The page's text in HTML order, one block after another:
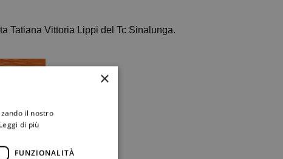
Tatiana Vittoria Lippi del Tc Sinalunga.
×
il nostro
Leggi di più
FUNZIONALITÀ